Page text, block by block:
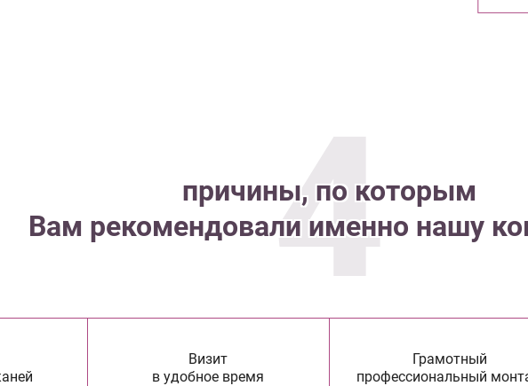
4
причины, по которым
Вам рекомендовали именно нашу
Визит
в удобное время
Грамотный
профессиональный